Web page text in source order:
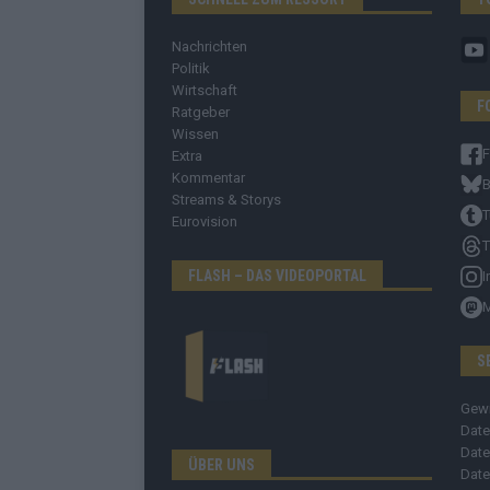
Nachrichten
Politik
Wirtschaft
Ratgeber
Wissen
Extra
Kommentar
Streams & Storys
Eurovision
FLASH – DAS VIDEOPORTAL
ÜBER UNS